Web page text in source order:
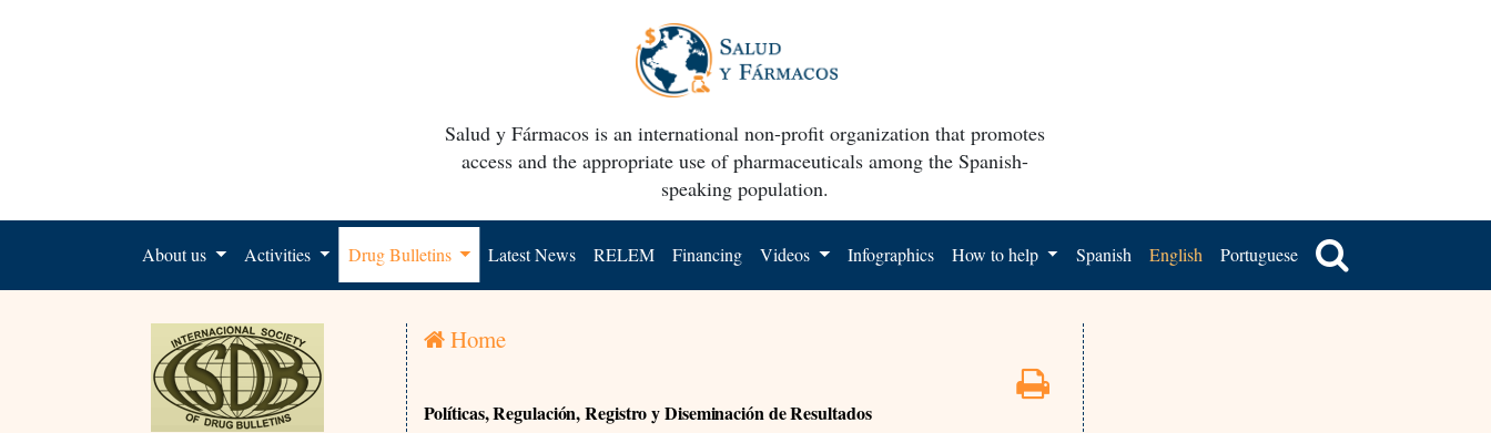
Salud y Fármacos is an international non-profit organization that promotes
access and the appropriate use of pharmaceuticals among the Spanish-
speaking population.
About us Activities Drug Bulletins Latest News RELEM Financing Videos Infographics How to help Spanish English Portuguese
Home
Políticas, Regulación, Registro y Diseminación de Resultados